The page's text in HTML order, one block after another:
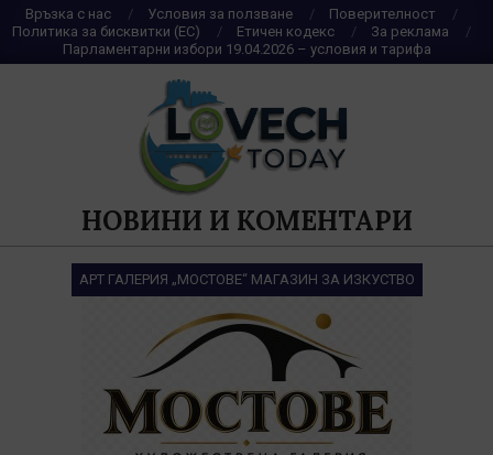
Skip
to
content
Връзка с нас Условия за ползване
Поверителност
Политика за бисквитки (ЕС)
Етичен кодекс
За реклама
Парламентарни избори 19.04.2026 – условия и тарифа
НОВИНИ И КОМЕНТАРИ
АРТ ГАЛЕРИЯ „МОСТОВЕ“ МАГАЗИН ЗА ИЗКУСТВО